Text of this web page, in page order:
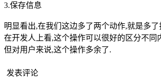
3.保存信息
明显看出,在我们这边多了两个动作,就是多
在开发人上看,这个操作可以很好的区分不同
但对用户来说,这个操作多余了.
发表评论